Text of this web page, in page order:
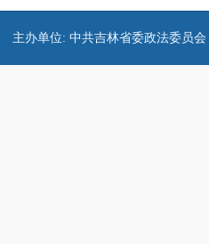
主办单位: 中共吉林省委政法委员会